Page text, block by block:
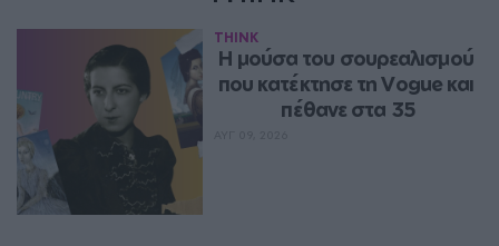
THINK
Η μούσα του σουρεαλισμού
που κατέκτησε τη Vogue και
πέθανε στα 35